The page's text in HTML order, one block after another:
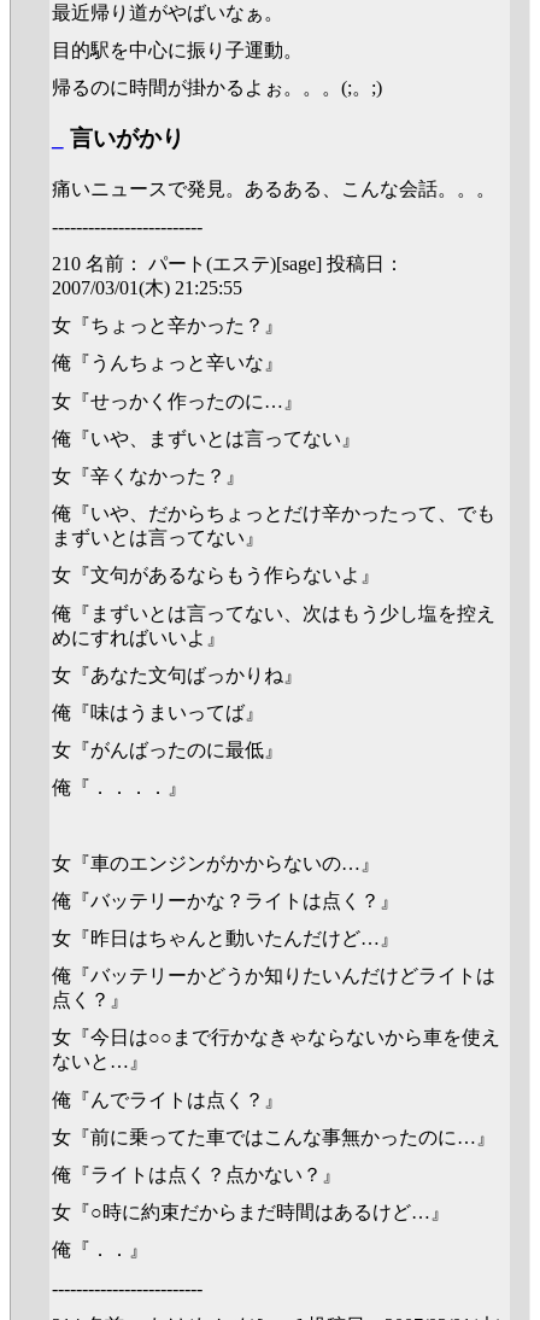
最近帰り道がやばいなぁ。
目的駅を中心に振り子運動。
帰るのに時間が掛かるよぉ。。。(;。;)
言いがかり
痛いニュースで発見。あるある、こんな会話。。。
-------------------------
210 名前： パート(エステ)[sage] 投稿日：
2007/03/01(木) 21:25:55
女『ちょっと辛かった？』
俺『うんちょっと辛いな』
女『せっかく作ったのに…』
俺『いや、まずいとは言ってない』
女『辛くなかった？』
俺『いや、だからちょっとだけ辛かったって、でも
まずいとは言ってない』
女『文句があるならもう作らないよ』
俺『まずいとは言ってない、次はもう少し塩を控え
めにすればいいよ』
女『あなた文句ばっかりね』
俺『味はうまいってば』
女『がんばったのに最低』
俺『．．．．』
女『車のエンジンがかからないの…』
俺『バッテリーかな？ライトは点く？』
女『昨日はちゃんと動いたんだけど…』
俺『バッテリーかどうか知りたいんだけどライトは
点く？』
女『今日は○○まで行かなきゃならないから車を使え
ないと…』
俺『んでライトは点く？』
女『前に乗ってた車ではこんな事無かったのに…』
俺『ライトは点く？点かない？』
女『○時に約束だからまだ時間はあるけど…』
俺『．．』
-------------------------